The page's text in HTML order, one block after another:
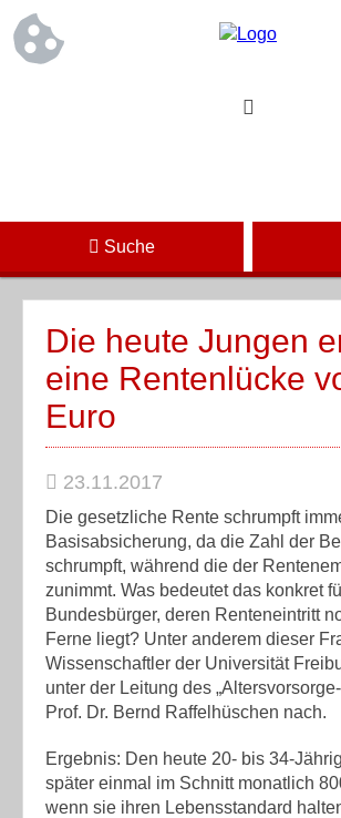
Suche
Die heute Jungen
eine Rentenlücke
Euro
23.11.2017
Die gesetzliche Rente schrumpft
Basisabsicherung, da die Zahl der
schrumpft, während die der
zunimmt. Was bedeutet das konkret
Bundesbürger, deren Renteneintritt
Ferne liegt? Unter anderem dieser
Wissenschaftler der Universität
unter der Leitung des
Prof. Dr. Bernd Raffelhüschen nach.
Ergebnis: Den heute 20- bis 34-
später einmal im Schnitt monatlich
wenn sie ihren Lebensstandard